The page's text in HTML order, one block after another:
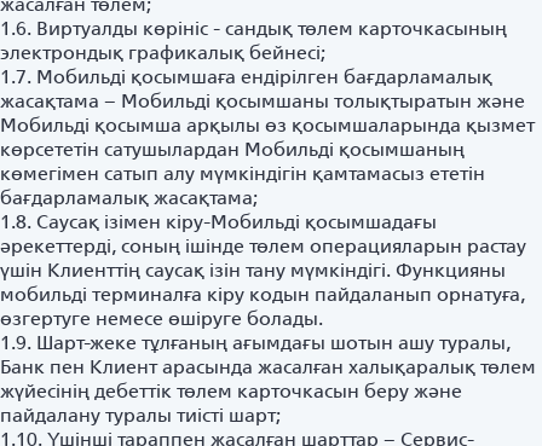
1.6. Виртуалды көрініс - сандық төлем карточкасының
электрондық графикалық бейнесі;
1.7. Мобильді қосымшаға ендірілген бағдарламалық
жасақтама – Мобильді қосымшаны толықтыратын және
Мобильді қосымша арқылы өз қосымшаларында қызмет
көрсететін сатушылардан Мобильді қосымшаның
көмегімен сатып алу мүмкіндігін қамтамасыз ететін
бағдарламалық жасақтама;
1.8. Саусақ ізімен кіру-Мобильді қосымшадағы
әрекеттерді, соның ішінде төлем операцияларын растау
үшін Клиенттің саусақ ізін тану мүмкіндігі. Функцияны
мобильді терминалға кіру кодын пайдаланып орнатуға,
өзгертуге немесе өшіруге болады.
1.9. Шарт-жеке тұлғаның ағымдағы шотын ашу туралы,
Банк пен Клиент арасында жасалған халықаралық төлем
жүйесінің дебеттік төлем карточкасын беру және
пайдалану туралы тиісті шарт;
1.10. Үшінші тараппен жасалған шарттар – Сервис-